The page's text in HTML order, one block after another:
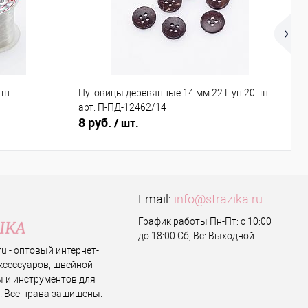
Пуговицы деревянные 14 мм 22 L уп.20 шт
арт. П-ПД-12462/14
8 руб. / шт.
- оптовый интернет-
швейной
и инструментов для
Все права защищены.
Email: info@strazika.ru
График работы Пн-Пт: с 10:00
до 18:00 Сб, Вс: Выходной